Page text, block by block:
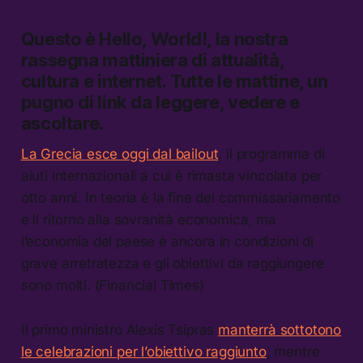
Questo è Hello, World!, la nostra
rassegna mattiniera di attualità,
cultura e internet. Tutte le mattine, un
pugno di link da leggere, vedere e
ascoltare.
La Grecia esce oggi dal bailout , il programma di
aiuti internazionali a cui è rimasta vincolata per
otto anni. In teoria è la fine del commissariamento
e il ritorno alla sovranità economica, ma
l’economia del paese è ancora in condizioni di
grave arretratezza e gli obiettivi da raggiungere
sono molti. (Financial Times)
Il primo ministro Alexis Tsipras manterrà sottotono
le celebrazioni per l’obiettivo raggiunto, mentre